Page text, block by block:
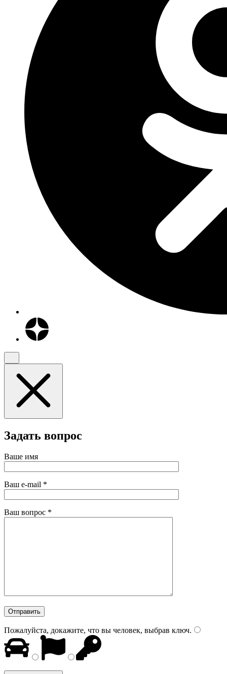
Задать вопрос
Ваше имя
Ваш e-mail *
Ваш вопрос *
Пожалуйста, докажите, что вы человек, выбрав ключ.